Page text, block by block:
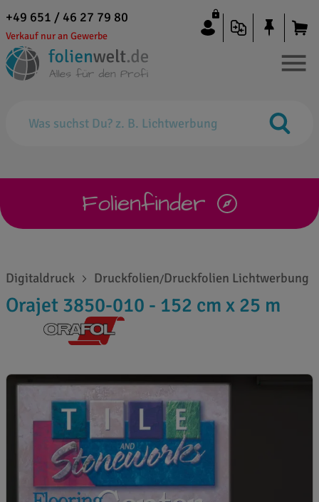
+49 651 / 46 27 79 80
Verkauf nur an Gewerbe
Folienfinder
Digitaldruck Druckfolien/Druckfolien Lichtwerbung
Orajet 3850-010 - 152 cm x 25 m